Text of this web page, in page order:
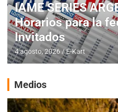
IAME SERIES
Horarios para la
Invitados
4 agosto, 2026 E-Kart
Medios